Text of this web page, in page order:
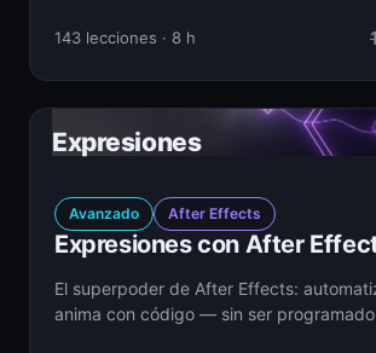
143 lecciones · 8 h
Expresiones
Avanzado After Effects
Expresiones con After
El superpoder de After Effects:
anima con código — sin ser